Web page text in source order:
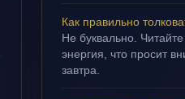
Как правильно
Не буквально. Читайте
энергия, что просит
завтра.